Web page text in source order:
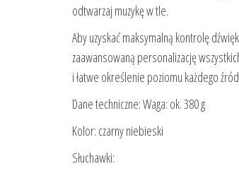
odtwarzaj muzykę w tle.
Aby uzyskać maksymalną kontrolę
zaawansowaną personalizację
i łatwe określenie poziomu każdego
Dane techniczne: Waga: ok. 380 g
Kolor: czarny niebieski
Słuchawki: